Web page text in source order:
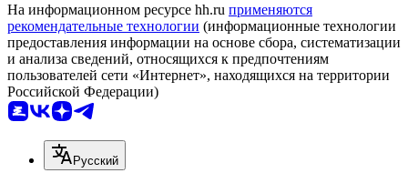
На информационном ресурсе hh.ru применяются
рекомендательные технологии (информационные технологии
предоставления информации на основе сбора, систематизации
и анализа сведений, относящихся к предпочтениям
пользователей сети «Интернет», находящихся на территории
Российской Федерации)
Русский